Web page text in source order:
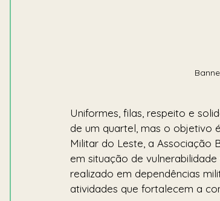
Uniformes, filas, respeito e
de um quartel, mas o objetivo
Militar do Leste, a Associação
em situação de
realizado em dependências
atividades que fortalecem a